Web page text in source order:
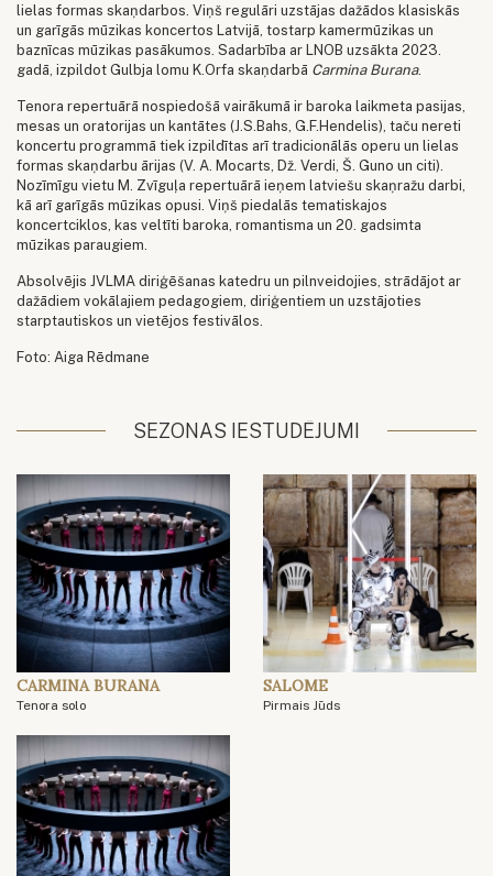
lielas formas skaņdarbos. Viņš regulāri uzstājas dažādos klasiskās
un garīgās mūzikas koncertos Latvijā, tostarp kamermūzikas un
baznīcas mūzikas pasākumos. Sadarbība ar LNOB uzsākta 2023.
gadā, izpildot Gulbja lomu K.Orfa skaņdarbā Carmina Burana.
Tenora repertuārā nospiedošā vairākumā ir baroka laikmeta pasijas,
mesas un oratorijas un kantātes (J.S.Bahs, G.F.Hendelis), taču nereti
koncertu programmā tiek izpildītas arī tradicionālās operu un lielas
formas skaņdarbu ārijas (V. A. Mocarts, Dž. Verdi, Š. Guno un citi).
Nozīmīgu vietu M. Zvīguļa repertuārā ieņem latviešu skaņražu darbi,
kā arī garīgās mūzikas opusi. Viņš piedalās tematiskajos
koncertciklos, kas veltīti baroka, romantisma un 20. gadsimta
mūzikas paraugiem.
Absolvējis JVLMA diriģēšanas katedru un pilnveidojies, strādājot ar
dažādiem vokālajiem pedagogiem, diriģentiem un uzstājoties
starptautiskos un vietējos festivālos.
Foto: Aiga Rēdmane
SEZONAS IESTUDĒJUMI
CARMINA BURANA
Tenora solo
SALOME
Pirmais Jūds